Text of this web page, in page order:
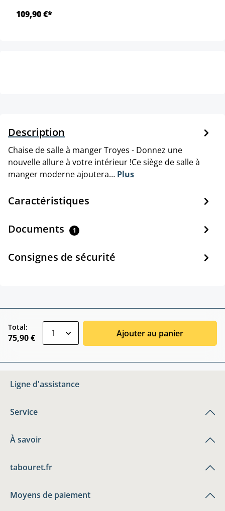
109,90 €*
Description
Chaise de salle à manger Troyes - Donnez une
nouvelle allure à votre intérieur !Ce siège de salle à
manger moderne ajoutera… Plus
Caractéristiques
Documents 1
Consignes de sécurité
Total:
75,90 € Ajouter au panier
Ligne d'assistance
Service
À savoir
tabouret.fr
Moyens de paiement